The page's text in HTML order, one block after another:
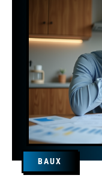
BAUX